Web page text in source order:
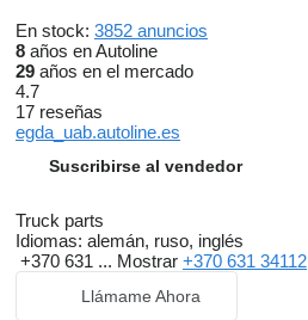
En stock: 3852 anuncios
8 años en Autoline
29 años en el mercado
4.7
17 reseñas
egda_uab.autoline.es
Suscribirse al vendedor
Truck parts
Idiomas: alemán, ruso, inglés
+370 631 ... Mostrar +370 631 34112
Llámame Ahora